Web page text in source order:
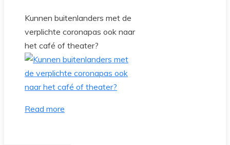
Kunnen buitenlanders met de
verplichte coronapas ook naar
het café of theater?
Read more